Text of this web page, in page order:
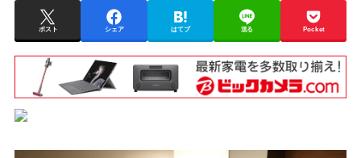
ポスト シェア はてブ 送る Pocket